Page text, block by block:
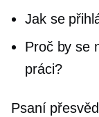
Jak se
Proč by se
práci?
Psaní